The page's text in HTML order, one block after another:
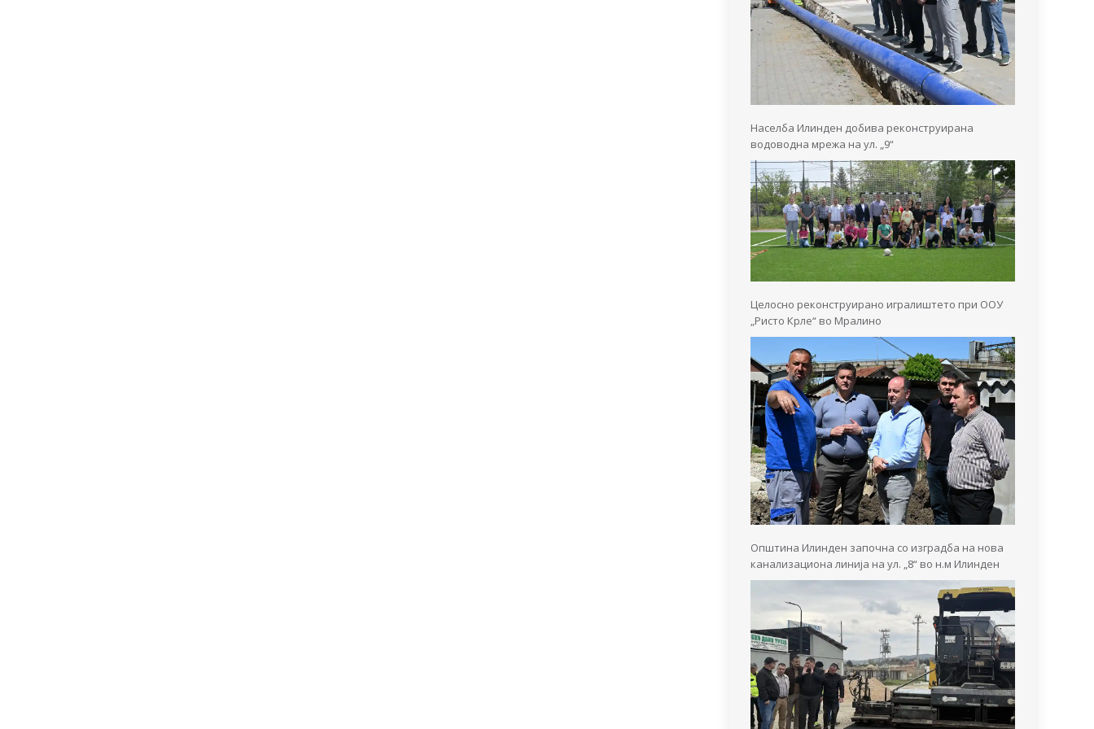
Населба Илинден добива реконструирана
водоводна мрежа на ул. „9“
Целосно реконструирано игралиштето при ООУ
„Ристо Крле“ во Мралино
Општина Илинден започна со изградба на нова
канализациона линија на ул. „8“ во н.м Илинден